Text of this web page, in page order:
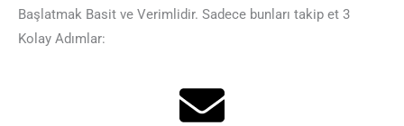
Başlatmak Basit ve Verimlidir. Sadece bunları takip et 3
Kolay Adımlar: